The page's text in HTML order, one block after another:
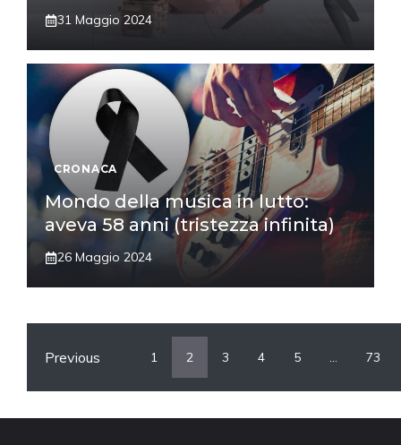
31 Maggio 2024
CRONACA
Mondo della musica in lutto:
aveva 58 anni (tristezza infinita)
26 Maggio 2024
Previous 1 2 3 4 5 … 73